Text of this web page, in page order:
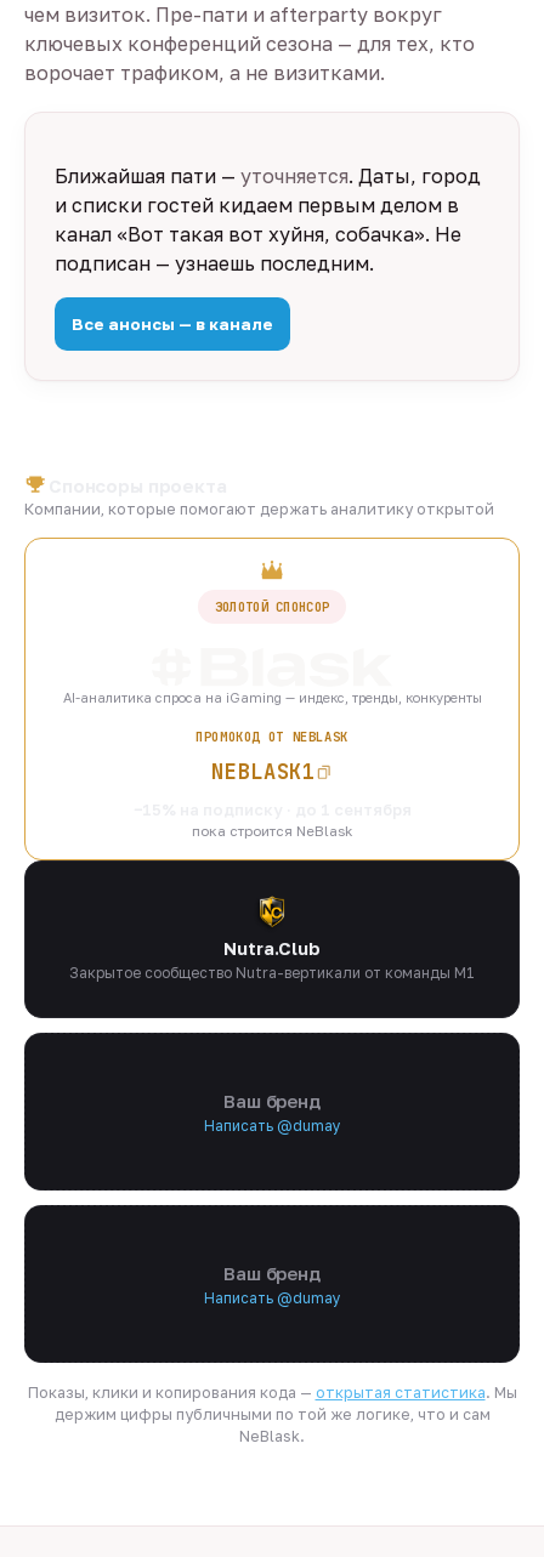
чем визиток. Пре-пати и afterparty вокруг
ключевых конференций сезона — для тех, кто
ворочает трафиком, а не визитками.
Ближайшая пати — уточняется. Даты, город
и списки гостей кидаем первым делом в
канал «Вот такая вот хуйня, собачка». Не
подписан — узнаешь последним.
Все анонсы — в канале
Компании, которые помогают держать аналитику открытой
ЗОЛОТОЙ СПОНСОР
AI-аналитика спроса на iGaming — индекс, тренды, конкуренты
ПРОМОКОД ОТ NEBLASK
NEBLASK1
пока строится NeBlask
Nutra.Club
Закрытое сообщество Nutra-вертикали от команды M1
Ваш бренд
Написать @dumay
Ваш бренд
Написать @dumay
Показы, клики и копирования кода — открытая статистика. Мы
держим цифры публичными по той же логике, что и сам
NeBlask.